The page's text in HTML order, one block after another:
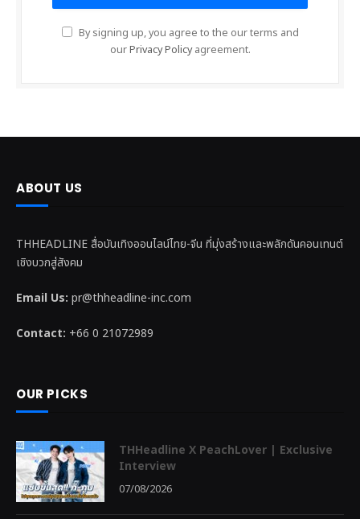
By signing up, you agree to the our terms and
ourPrivacy Policyagreement.
ABOUT US
THHEADLINE สื่อบันเทิงออนไลน์ไทย-จีน ที่มุ่งสร้างและพลักดันคอนเทนต์
เชิงบวกสู่สังคม
Email Us: pr@thheadline-inc.com
Contact: +66 0 21072989
OUR PICKS
THHeadline X PeachLover | Exclusive
Interview
07/08/2026